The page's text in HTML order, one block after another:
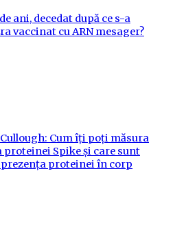
ani, decedat după ce s-a
vaccinat cu ARN mesager?
Cum îți poți măsura
Spike și care sunt
proteinei în corp